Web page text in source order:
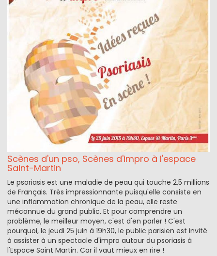
Scènes d'un pso, Scènes d'impro à l'espace
Saint-Martin
Le psoriasis est une maladie de peau qui touche 2,5 millions
de Français. Très impressionnante puisqu'elle consiste en
une inflammation chronique de la peau, elle reste
méconnue du grand public. Et pour comprendre un
problème, le meilleur moyen, c'est d'en parler ! C'est
pourquoi, le jeudi 25 juin à 19h30, le public parisien est invité
à assister à un spectacle d'impro autour du psoriasis à
l'Espace Saint Martin. Car il vaut mieux en rire !